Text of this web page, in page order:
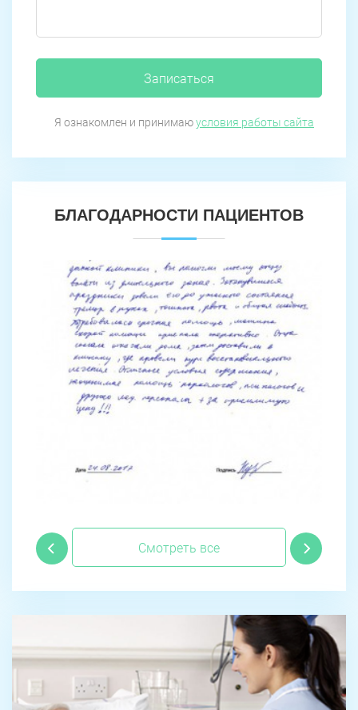
Записаться
Я ознакомлен и принимаюусловия работы сайта
БЛАГОДАРНОСТИ ПАЦИЕНТОВ
Смотреть все